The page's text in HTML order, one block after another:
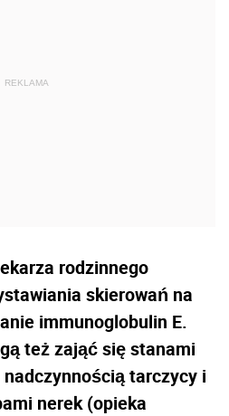
rodzinnego
skierowań na
immunoglobulin E.
też zająć sięstanami
tarczycy i
nerek (opieka